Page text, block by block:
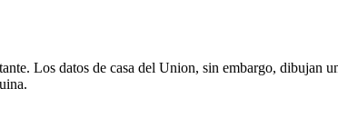
Los datos de casa del Union, sin embargo, dibujan